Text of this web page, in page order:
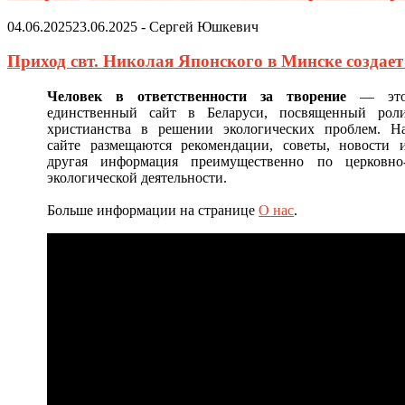
04.06.202523.06.2025 - Сергей Юшкевич
Приход свт. Николая Японского в Минске
Человек в ответственности за творение—
единственный сайт в Беларуси, посвященный
христианства в решении экологических проблем.
сайте размещаются рекомендации, советы, новости
другая информация преимущественно по
экологической деятельности.
Больше информации на страницеО нас.